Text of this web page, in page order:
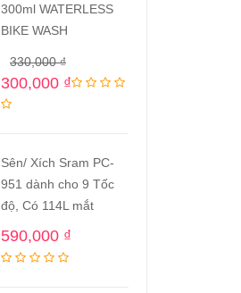
300ml WATERLESS
BIKE WASH
330,000₫
300,000 ₫
Sên/ Xích Sram PC-
951 dành cho 9 Tốc
độ, Có 114L mắt
590,000 ₫